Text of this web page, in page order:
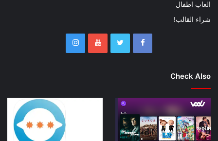
العاب اطفال
شراء القالب!
Check Also